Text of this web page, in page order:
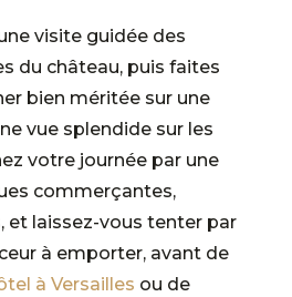
visite guidée des
du château, puis faites
bien méritée sur une
vue splendide sur les
votre journée par une
commerçantes,
et laissez-vous tenter par
à emporter, avant de
à Versailles ou de